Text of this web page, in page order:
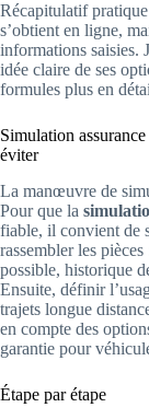
Récapitulatif
s’obtient en ligne,
informations saisies.
idée claire de ses
formules plus en
Simulation
éviter
La manœuvre de
Pour que la
fiable, il convient de
rassembler les
possible, historique
Ensuite, définir
trajets longue
en compte des
garantie pour
Étape par étape